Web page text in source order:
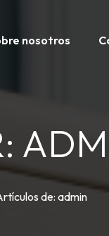
nosotros
de: admin